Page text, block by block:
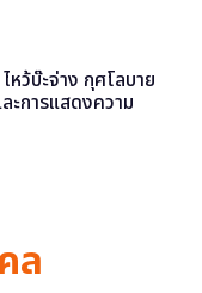
หว้บ๊ะจ่าง กุศโลบาย
ะการแสดงความ
ล